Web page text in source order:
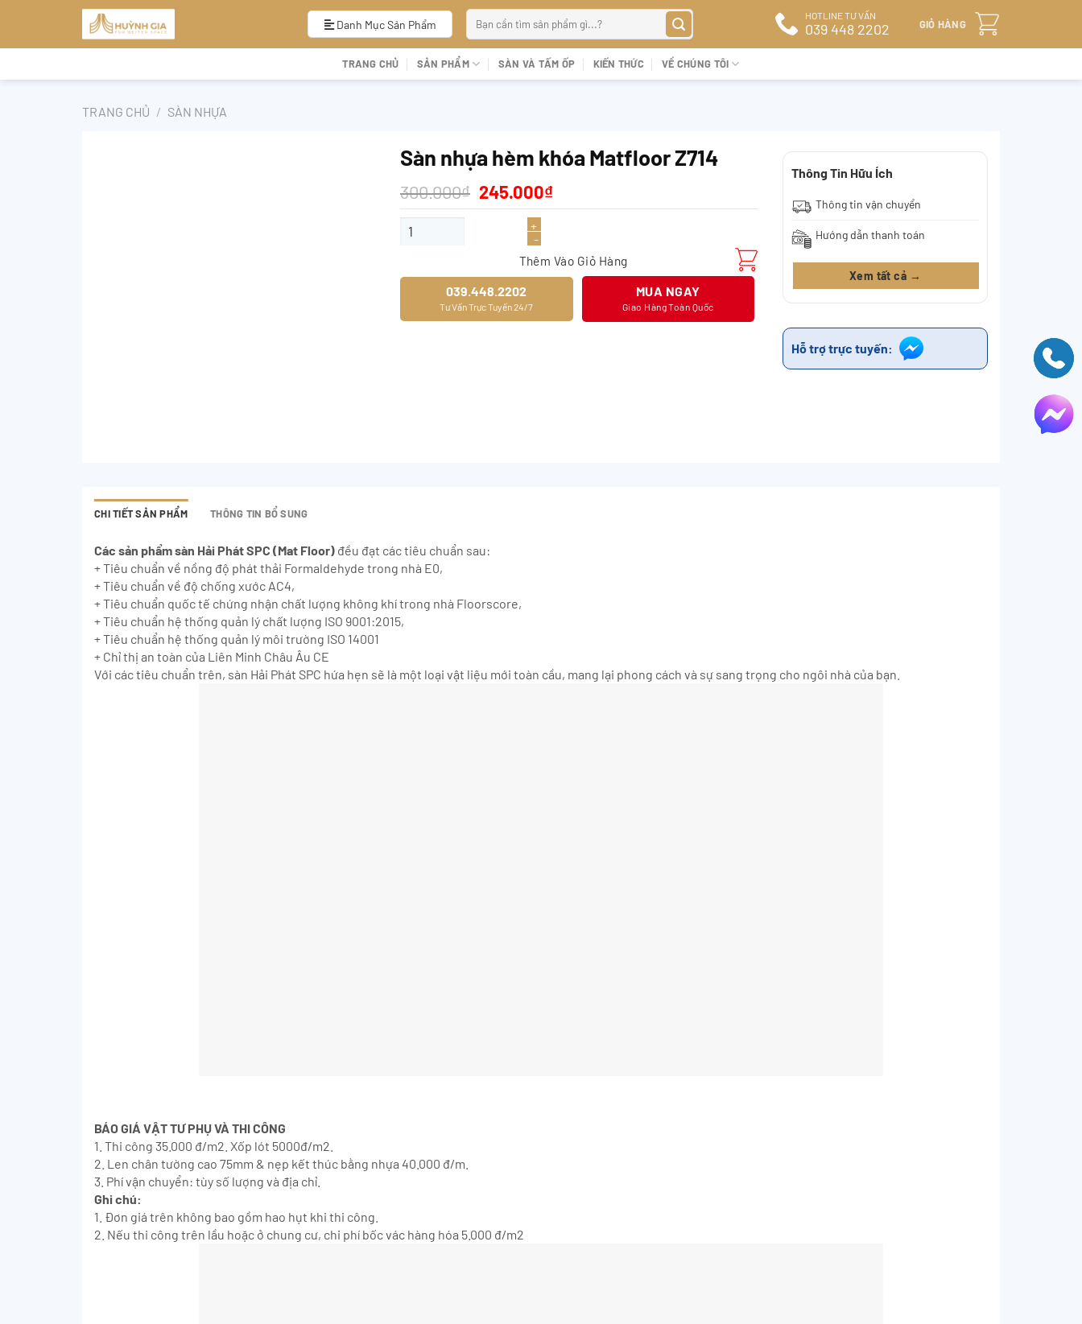
Danh Mục Sản Phẩm
kiếm:
HOTLINE TƯ VẤN
039 448 2202 GIỎ HÀNG
TRANG CHỦ SẢN PHẨM SÀN VÀ TẤM ỐP KIẾN THỨC VỀ CHÚNG TÔI
TRANG CHỦ / SÀN NHỰA
Sàn nhựa hèm khóa Matfloor Z714
300.000₫ Giá
gốc
300.000₫.
245.000₫Giá
hiện
Sàn nhựa hèm khóa Matfloor Z714 số lượng
Thêm Vào Giỏ Hàng
039.448.2202
Tư Vấn Trực Tuyến 24/7
MUA NGAY
Giao Hàng Toàn Quốc
Thông Tin Hữu Ích
Thông tin vận chuyển
Hướng dẫn thanh toán
Xem tất cả →
Hỗ trợ trực tuyến:
CHI TIẾT SẢN PHẨM THÔNG TIN BỔ SUNG
Các sản phẩm sàn Hải Phát SPC (Mat Floor) đều đạt các tiêu chuẩn sau:
+ Tiêu chuẩn về nồng độ phát thải Formaldehyde trong nhà E0,
+ Tiêu chuẩn về độ chống xước AC4,
+ Tiêu chuẩn quốc tế chứng nhận chất lượng không khí trong nhà Floorscore,
+ Tiêu chuẩn hệ thống quản lý chất lượng ISO 9001:2015,
+ Tiêu chuẩn hệ thống quản lý môi trường ISO 14001
+ Chỉ thị an toàn của Liên Minh Châu Âu CE
Với các tiêu chuẩn trên, sàn Hải Phát SPC hứa hẹn sẽ là một loại vật liệu mới toàn cầu, mang lại phong cách và sự sang trọng cho ngôi nhà của bạn.
BÁO GIÁ VẬT TƯ PHỤ VÀ THI CÔNG
1. Thi công 35.000 đ/m2. Xốp lót 5000đ/m2.
2. Len chân tường cao 75mm & nẹp kết thúc bằng nhựa 40.000 đ/m.
3. Phí vận chuyển: tùy số lượng và địa chỉ.
Ghi chú:
1. Đơn giá trên không bao gồm hao hụt khi thi công.
2. Nếu thi công trên lầu hoặc ở chung cư, chi phí bốc vác hàng hóa 5.000 đ/m2